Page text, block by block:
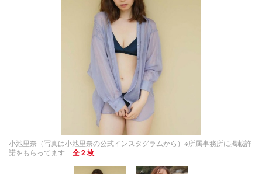
小池里奈（写真は小池里奈の公式インスタグラムから）※所属事務所に掲載許
諾をもらってます
全 2 枚